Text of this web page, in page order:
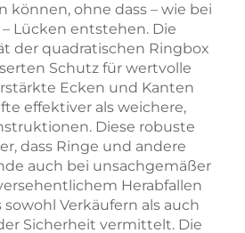
können, ohne dass – wie bei
Lücken entstehen. Die
der quadratischen Ringbox
Schutz für wertvolle
Ecken und Kanten
effektiver als weichere,
Diese robuste
dass Ringe und andere
auch bei unsachgemäßer
Herabfallen
Verkäufern als auch
Sicherheit vermittelt. Die